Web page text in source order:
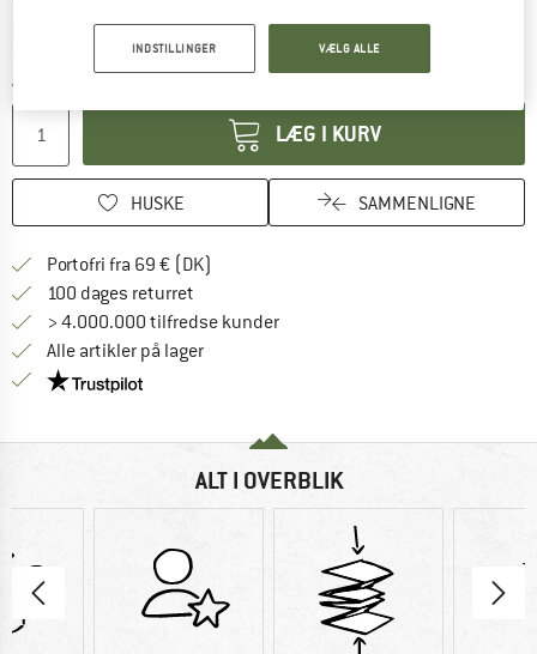
Leveringstid: 4-6 arbejdsdageLinket åbnes i en infoboks og indeholder
Antal:
LÆG I KURV
HUSKE SAMMENLIGNE
Portofri fra 69 € (DK)
100 dages returret
> 4.000.000 tilfredse kunder
Alle artikler på lager
Vi er Trustpilot-certificeret - oplysningerne får du
ALT I OVERBLIK
INDSTILLINGER VÆLG ALLE